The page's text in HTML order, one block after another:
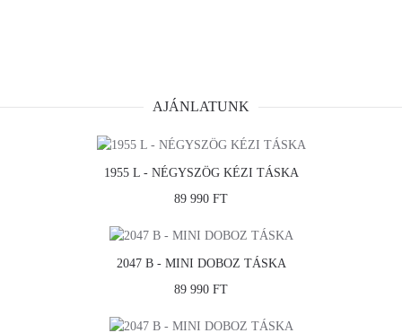
AJÁNLATUNK
1955 L - NÉGYSZÖG KÉZI TÁSKA
89 990 FT
2047 B - MINI DOBOZ TÁSKA
89 990 FT